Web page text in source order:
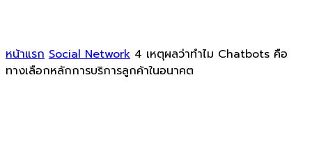
หน้าแรก Social Network 4 เหตุผลว่าทำไม Chatbots คือ
ทางเลือกหลักการบริการลูกค้าในอนาคต